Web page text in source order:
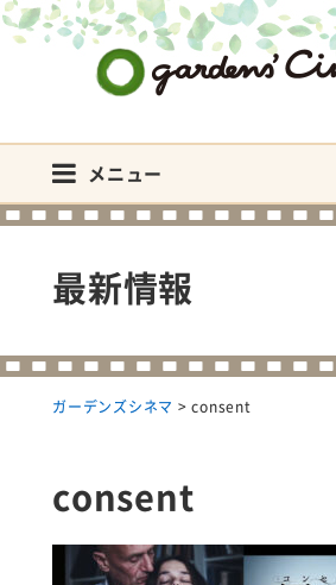
メニュー
最新情報
ガーデンズシネマ >consent
consent